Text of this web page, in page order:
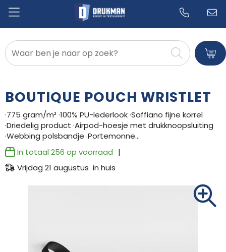
Badtextiel en Douche
Bodywarmers
Broeken en Rokken
Caps, Hoeden en Mutsen
Dekens, Fleecedekens en Kussens
Jassen
BOUTIQUE POUCH WRISTLET
·775 gram/m² ·100% PU-lederlook ·Saffiano fijne korrel
·Driedelig product ·Airpod-hoesje met drukknoopsluiting
·Webbing polsbandje ·Portemonne…
In totaal 256 op voorraad
Vrijdag 21 augustus in huis